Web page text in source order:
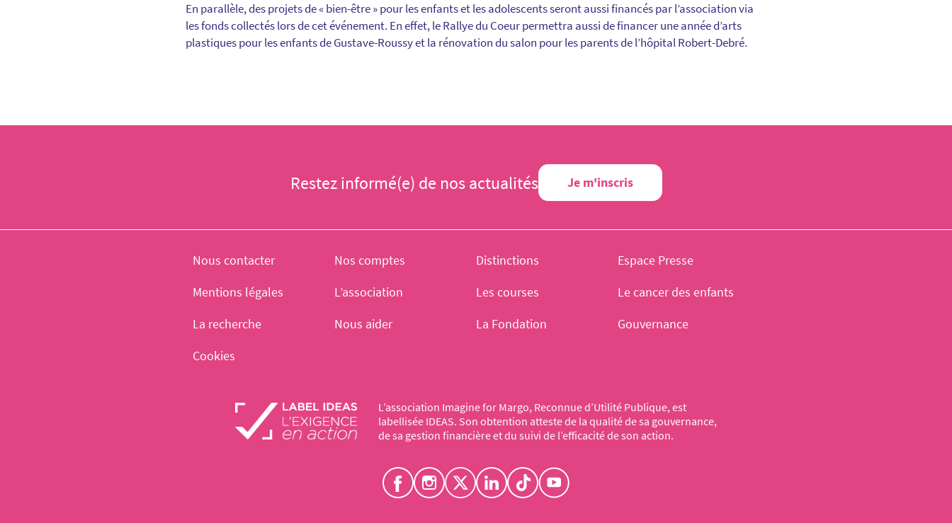
En parallèle, des projets de « bien-être » pour les enfants et les adolescents seront aussi financés par l’association via
les fonds collectés lors de cet événement. En effet, le Rallye du Coeur permettra aussi de financer une année d’arts
plastiques pour les enfants de Gustave-Roussy et la rénovation du salon pour les parents de l’hôpital Robert-Debré.
Restez informé(e) de nos actualités Je m'inscris
L’association Imagine for Margo, Reconnue d’Utilité Publique, est
labellisée IDEAS. Son obtention atteste de la qualité de sa gouvernance,
de sa gestion financière et du suivi de l’efficacité de son action.
Nous contacter Nos comptes Distinctions
Espace Presse
Mentions légales
L’association Les courses
Le cancer des enfants
La recherche
Nous aider La Fondation
Gouvernance
Cookies